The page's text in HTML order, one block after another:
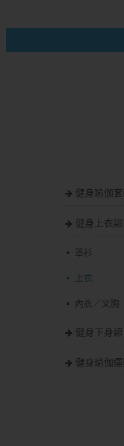
健身瑜伽
健身上衣類
罩衫
上衣
內衣／文胸
健身下身類
健身瑜伽